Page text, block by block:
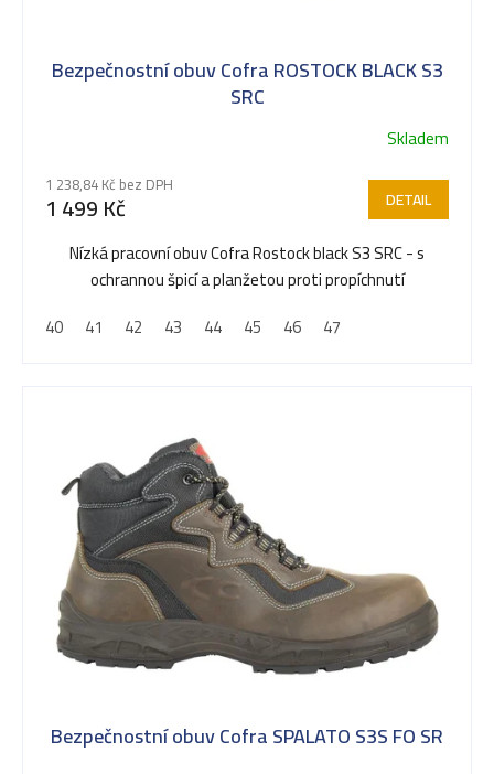
Bezpečnostní obuv Cofra ROSTOCK BLACK S3
SRC
Skladem
1 238,84 Kč bez DPH
1 499 Kč DETAIL
Nízká pracovní obuv Cofra Rostock black S3 SRC - s
ochrannou špicí a planžetou proti propíchnutí
40
41 42 43 44 45 46 47
Bezpečnostní obuv Cofra SPALATO S3S FO SR